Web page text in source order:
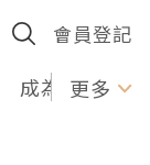
會員登記
成為U更多